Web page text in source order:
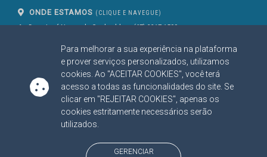
Para melhorar a sua experiência na plataforma
e prover serviços personalizados, utilizamos
cookies. Ao "ACEITAR COOKIES", você terá
acesso a todas as funcionalidades do site. Se
clicar em "REJEITAR COOKIES", apenas os
cookies estritamente necessários serão
utilizados.
GERENCIAR
ONDE ESTAMOS (CLIQUE E NAVEGUE)
Av. Des. José Nunes da Cunha, bloco
Campo Grande/MS
CEP: 79031-310
(67) 3317-1500
SIGA NOSSAS REDES SOCIAIS
Linked InYoutube
Facebook
X
BAIXE NOSSO APLICATIVO